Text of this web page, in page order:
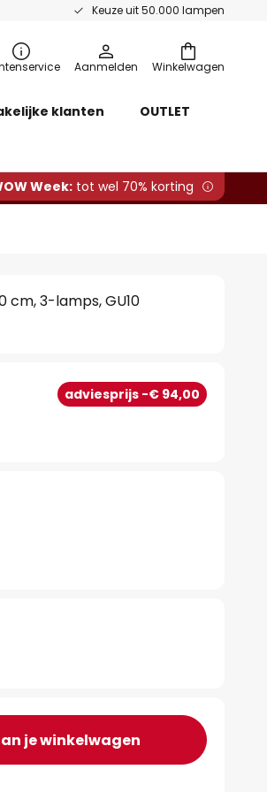
Keuze uit 50.000 lampen
Winkelwagen
Aanmelden
klanten OUTLET
Week: tot wel 70% korting
cm, 3-lamps, GU10
adviesprijs -€ 94,00
je winkelwagen